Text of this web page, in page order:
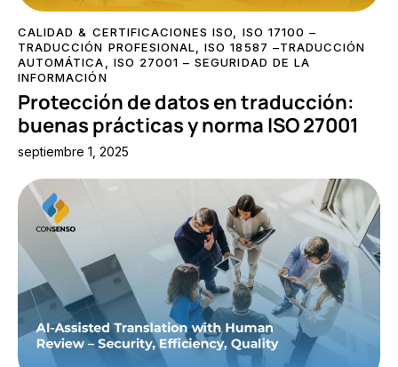
CALIDAD & CERTIFICACIONES ISO
ISO 17100 –
TRADUCCIÓN PROFESIONAL ,ISO 18587 –TRADUCCIÓN
AUTOMÁTICA
ISO 27001 – SEGURIDAD DE LA
INFORMACIÓN
Protección de datos en traducción:
buenas prácticas y norma ISO 27001
septiembre 1, 2025